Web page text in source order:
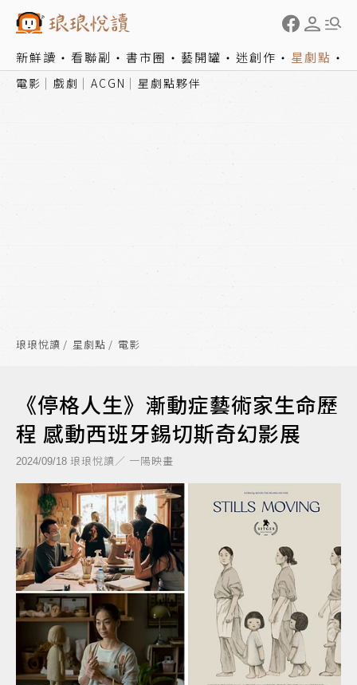
新鮮讀 看聯副 書市圈 藝開罐 迷創作 星劇點
電影 戲劇 ACGN 星劇點夥伴
琅琅悅讀 星劇點 電影
《停格人生》漸動症藝術家生命歷
程 感動西班牙錫切斯奇幻影展
2024/09/18 琅琅悅讀／ 一陽映畫